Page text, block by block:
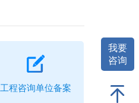
工程咨询单位备案
我要
咨询